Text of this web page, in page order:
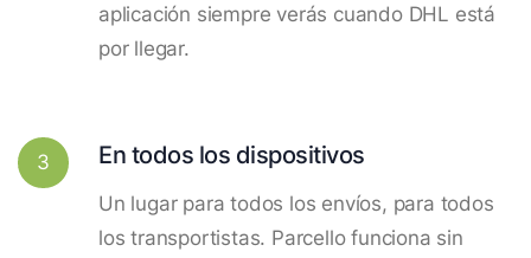
aplicación siempre verás cuando DHL está
por llegar.
3 En todos los dispositivos
Un lugar para todos los envíos, para todos
los transportistas. Parcello funciona sin